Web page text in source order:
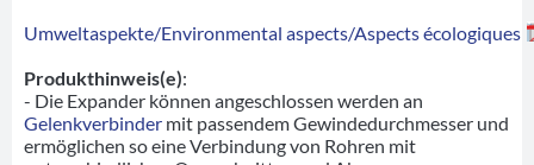
Umweltaspekte/Environmental aspects/Aspects écologiques
Produkthinweis(e):
- Die Expander können angeschlossen werden an
Gelenkverbinder mit passendem Gewindedurchmesser und
ermöglichen so eine Verbindung von Rohren mit